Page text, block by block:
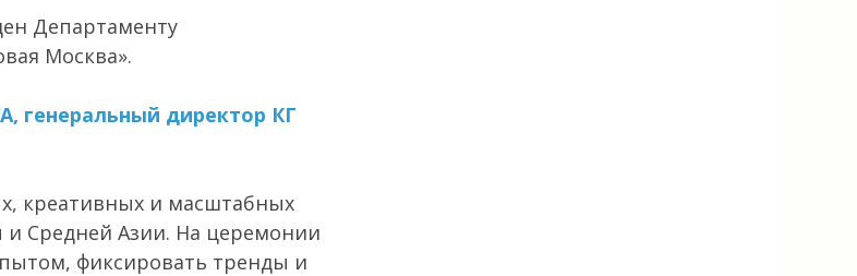
Департаменту
Москва».
генеральный директор КГ
креативных и масштабных
и Средней Азии. На церемонии
фиксировать тренды и